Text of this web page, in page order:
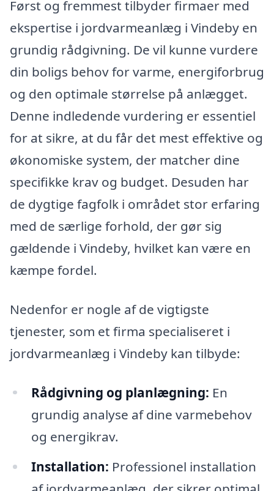
Først og fremmest tilbyder firmaer med
ekspertise i jordvarmeanlæg i Vindeby en
grundig rådgivning. De vil kunne vurdere
din boligs behov for varme, energiforbrug
og den optimale størrelse på anlægget.
Denne indledende vurdering er essentiel
for at sikre, at du får det mest effektive og
økonomiske system, der matcher dine
specifikke krav og budget. Desuden har
de dygtige fagfolk i området stor erfaring
med de særlige forhold, der gør sig
gældende i Vindeby, hvilket kan være en
kæmpe fordel.
Nedenfor er nogle af de vigtigste
tjenester, som et firma specialiseret i
jordvarmeanlæg i Vindeby kan tilbyde:
Rådgivning og planlægning: En
grundig analyse af dine varmebehov
og energikrav.
Installation: Professionel installation